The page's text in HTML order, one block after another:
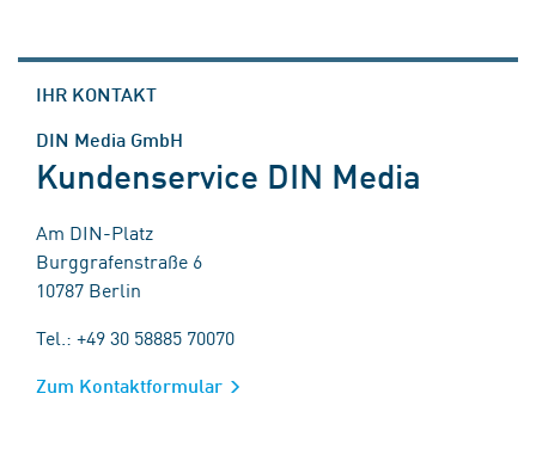
IHR KONTAKT
DIN Media GmbH
Kundenservice DIN Media
Am DIN-Platz
Burggrafenstraße 6
10787 Berlin
Tel.: +49 30 58885 70070
Zum Kontaktformular